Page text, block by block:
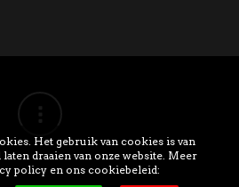
Het gebruik van cookies is van
draaien van onze website. Meer
policy en ons cookiebeleid: